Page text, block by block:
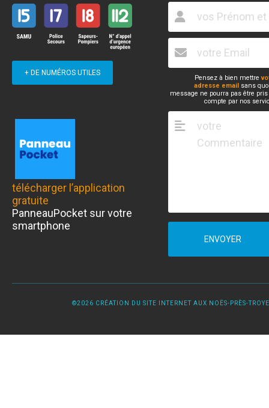
+ DE NUMÉROS UTILES
télécharger l’application
gratuite
PanneauPocket sur votre
smartphone
Pensez à bien mettre
adresse email sans
message ne pourra pas être
compte par nos
ENVOYER
©2026 CRÉATION DU SITE INTERNET AUX NOËS-PRÈS-